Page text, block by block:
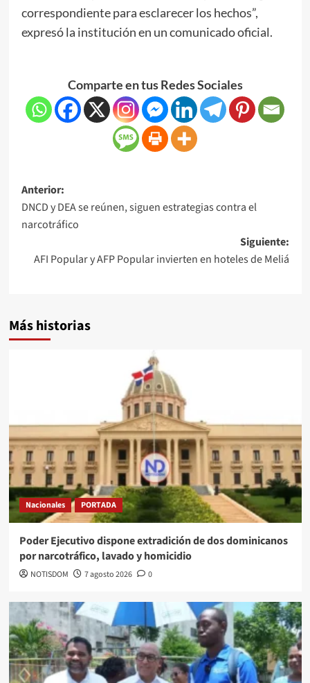
correspondiente para esclarecer los hechos”,
expresó la institución en un comunicado oficial.
Comparte en tus Redes Sociales
Anterior:
DNCD y DEA se reúnen, siguen estrategias contra el
narcotráfico
Siguiente:
AFI Popular y AFP Popular invierten en hoteles de Meliá
Más historias
Nacionales PORTADA
Poder Ejecutivo dispone extradición de dos dominicanos
por narcotráfico, lavado y homicidio
NOTISDOM 7 agosto 2026 0